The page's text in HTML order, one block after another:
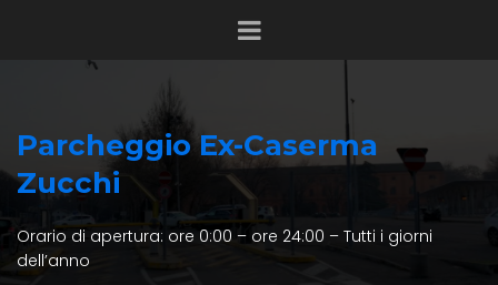
Parcheggio Ex-Caserma
Zucchi
Orario di apertura: ore 0:00 – ore 24:00 – Tutti i giorni
dell’anno